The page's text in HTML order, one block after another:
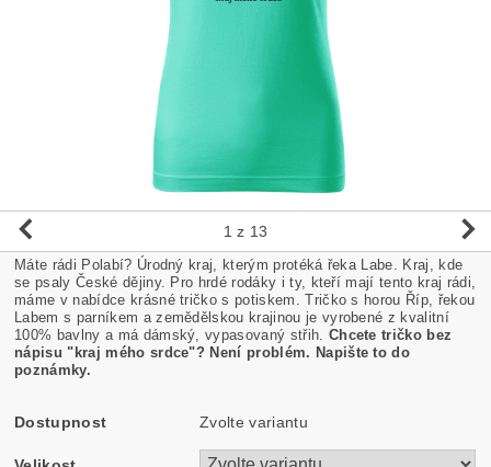
1 z 13
Máte rádi Polabí? Úrodný kraj, kterým protéká řeka Labe. Kraj, kde
se psaly České dějiny. Pro hrdé rodáky i ty, kteří mají tento kraj rádi,
máme v nabídce krásné tričko s potiskem. Tričko s horou Říp, řekou
Labem s parníkem a zemědělskou krajinou je vyrobené z kvalitní
100% bavlny a má dámský, vypasovaný střih. Chcete tričko bez
nápisu "kraj mého srdce"? Není problém. Napište to do
poznámky.
Dostupnost Zvolte variantu